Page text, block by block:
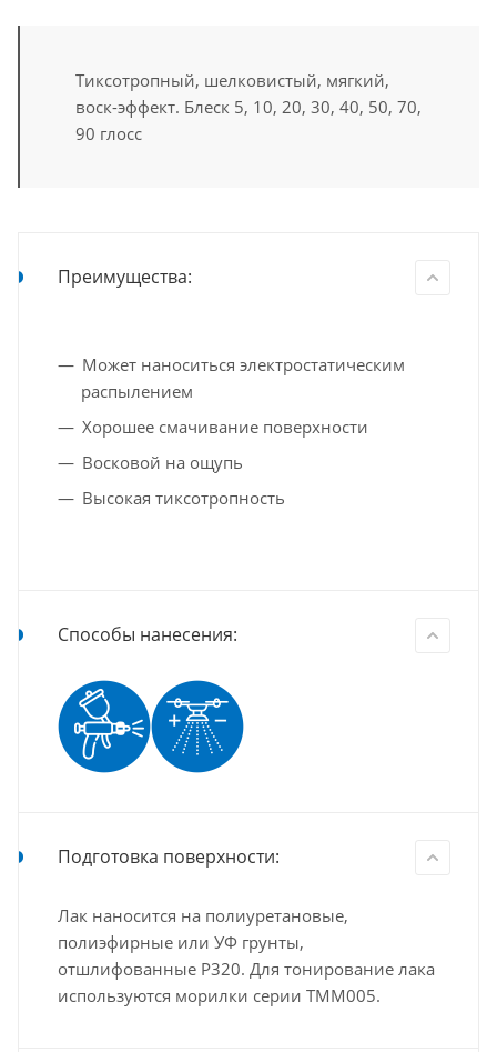
Тиксотропный, шелковистый, мягкий,
воск-эффект. Блеск 5, 10, 20, 30, 40, 50, 70,
90 глосс
Преимущества:
Может наноситься электростатическим
распылением
Хорошее смачивание поверхности
Восковой на ощупь
Высокая тиксотропность
Способы нанесения:
Подготовка поверхности:
Лак наносится на полиуретановые,
полиэфирные или УФ грунты,
отшлифованные Р320. Для тонирование лака
используются морилки серии ТММ005.